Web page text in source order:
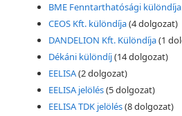
BME Fenntarthatósági különdíja
CEOS Kft. különdíja(4 dolgozat)
DANDELION Kft. Különdíja(1
Dékáni különdíj(14 dolgozat)
EELISA(2 dolgozat)
EELISA jelölés(5 dolgozat)
EELISA TDK jelölés(8 dolgozat)